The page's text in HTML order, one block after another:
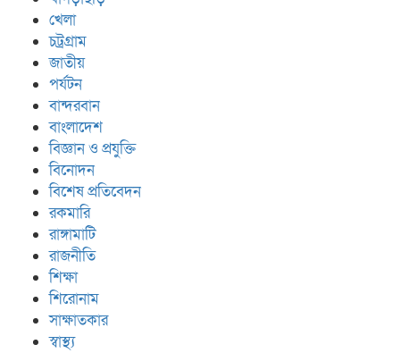
খেলা
চট্রগ্রাম
জাতীয়
পর্যটন
বান্দরবান
বাংলাদেশ
বিজ্ঞান ও প্রযুক্তি
বিনোদন
বিশেষ প্রতিবেদন
রকমারি
রাঙ্গামাটি
রাজনীতি
শিক্ষা
শিরোনাম
সাক্ষাতকার
স্বাস্থ্য